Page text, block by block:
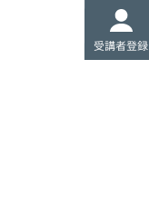
受講者登録